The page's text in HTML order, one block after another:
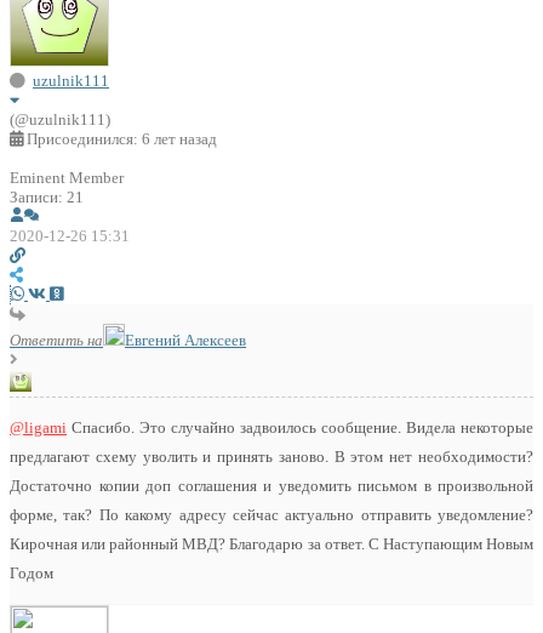
uzulnik111
(@uzulnik111)
Присоединился: 6 лет назад
Eminent Member
Записи: 21
2020-12-26 15:31
Ответить на Евгений Алексеев
@ligami Спасибо. Это случайно задвоилось сообщение. Видела некоторые
предлагают схему уволить и принять заново. В этом нет необходимости?
Достаточно копии доп соглашения и уведомить письмом в произвольной
форме, так? По какому адресу сейчас актуально отправить уведомление?
Кирочная или районный МВД? Благодарю за ответ. С Наступающим Новым
Годом